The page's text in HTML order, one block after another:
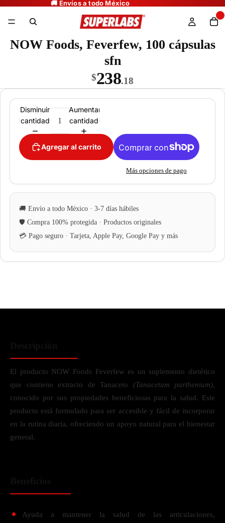
NOW Foods, Feverfew, 100 cápsulas
sfn
$238.18
Disminuir
cantidad
Aumentar
cantidad
Agregar al carrito
Más opciones de pago
El producto NOW Foods Feverfew es un suplemento dietético
que contiene extracto de Tanaceto (Tanacetum parthenium),
conocido por sus propiedades beneficiosas para la salud. Este
producto está formulado para ser accesible y fácil de incorporar
en la rutina diaria, ofreciendo un apoyo natural para el bienestar
general.
Ayuda a mantener la salud de las articulaciones,